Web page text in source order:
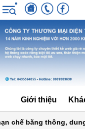
Giới thiệu
chế băng thông, dung